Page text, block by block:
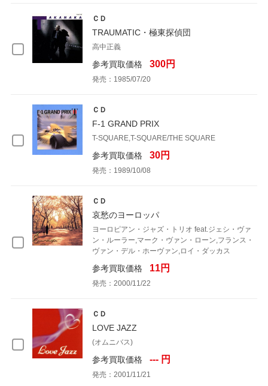
ＣＤ
TRAUMATIC・極東探偵団
高中正義
参考買取価格 300円
発売：1985/07/20
ＣＤ
F-1 GRAND PRIX
T-SQUARE,T-SQUARE/THE SQUARE
参考買取価格 30円
発売：1989/10/08
ＣＤ
哀愁のヨーロッパ
ヨーロピアン・ジャズ・トリオ feat.ジェシ・ヴァ
ン・ルーラー,マーク・ヴァン・ローン,フランス・
ヴァン・デル・ホーヴァン,ロイ・ダッカス
参考買取価格 11円
発売：2000/11/22
ＣＤ
LOVE JAZZ
(オムニバス)
参考買取価格 --- 円
発売：2001/11/21